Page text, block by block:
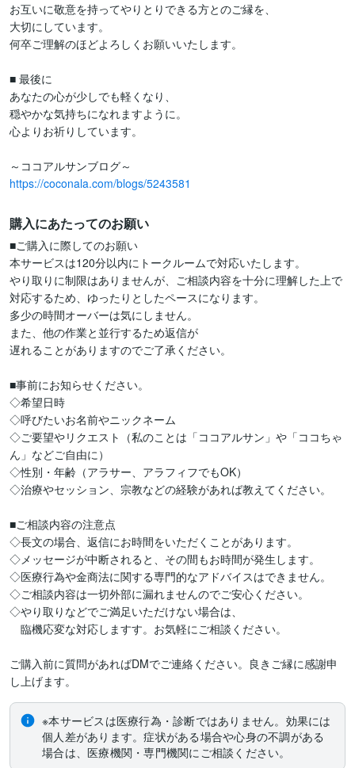
お互いに敬意を持ってやりとりできる方とのご縁を、
大切にしています。
何卒ご理解のほどよろしくお願いいたします。
■ 最後に
あなたの心が少しでも軽くなり、
穏やかな気持ちになれますように。
心よりお祈りしています。
https://coconala.com/blogs/5243581
購入にあたってのお願い
■ご購入に際してのお願い
本サービスは120分以内にトークルームで対応いたします。
やり取りに制限はありませんが、ご相談内容を十分に理解した上で
対応するため、ゆったりとしたペースになります。
多少の時間オーバーは気にしません。
また、他の作業と並行するため返信が
遅れることがありますのでご了承ください。
■事前にお知らせください。
◇希望日時
◇呼びたいお名前やニックネーム
◇ご要望やリクエスト（私のことは「ココアルサン」や「ココちゃ
ん」などご自由に）
◇性別・年齢（アラサー、アラフィフでもOK）
◇治療やセッション、宗教などの経験があれば教えてください。
■ご相談内容の注意点
◇長文の場合、返信にお時間をいただくことがあります。
◇メッセージが中断されると、その間もお時間が発生します。
◇医療行為や金商法に関する専門的なアドバイスはできません。
◇ご相談内容は一切外部に漏れませんのでご安心ください。
◇やり取りなどでご満足いただけない場合は、
臨機応変な対応しますす。お気軽にご相談ください。
ご購入前に質問があればDMでご連絡ください。良きご縁に感謝申
し上げます。
※本サービスは医療行為・診断ではありません。効果には
個人差があります。症状がある場合や心身の不調がある
場合は、医療機関・専門機関にご相談ください。